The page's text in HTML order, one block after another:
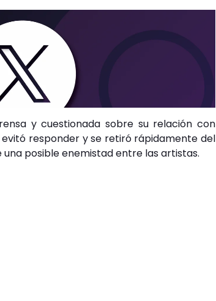
y cuestionada sobre su relación con
responder y se retiró rápidamente del
posible enemistad entre las artistas.